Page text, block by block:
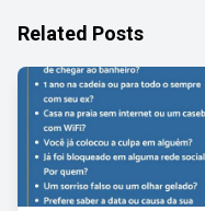
Related Posts